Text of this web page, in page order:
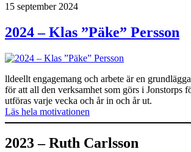
15 september 2024
2024 – Klas ”Päke” Persson
lldeellt engagemang och arbete är en
för att all den verksamhet som görs i Jonstorps
utföras varje vecka och år in och år ut.
Läs hela motivationen
2023 – Ruth Carlsson